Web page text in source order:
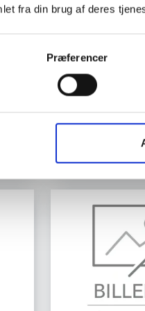
fra din brug af deres
Præferencer
Bestmax L, 4455 L
Bestillingsvare
1.350,00 DKK /